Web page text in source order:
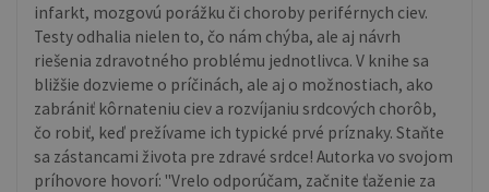
infarkt, mozgovú porážku či choroby periférnych ciev.
Testy odhalia nielen to, čo nám chýba, ale aj návrh
riešenia zdravotného problému jednotlivca. V knihe sa
bližšie dozvieme o príčinách, ale aj o možnostiach, ako
zabrániť kôrnateniu ciev a rozvíjaniu srdcových chorôb,
čo robiť, keď prežívame ich typické prvé príznaky. Staňte
sa zástancami života pre zdravé srdce! Autorka vo svojom
príhovore hovorí: "Vrelo odporúčam, začnite ťaženie za